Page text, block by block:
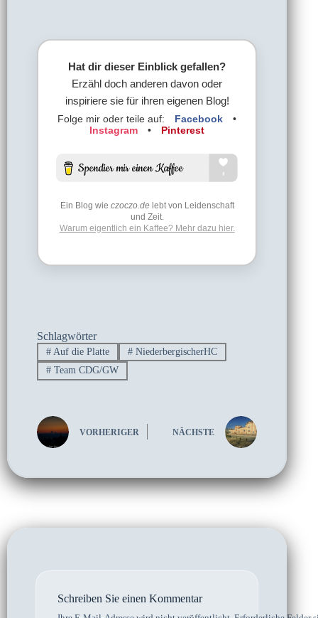
Hat dir dieser Einblick gefallen?
Erzähl doch anderen davon oder
inspiriere sie für ihren eigenen Blog!
Folge mir oder teile auf: Facebook
•
Instagram
• Pinterest
Ein Blog wie czoczo.delebt von Leidenschaft
und Zeit.
Warum eigentlich ein Kaffee? Mehr dazu hier.
Schlagwörter
#Auf die Platte #NiederbergischerHC
#Team CDG/GW
VORHERIGER NÄCHSTE
Schreiben Sie einen Kommentar